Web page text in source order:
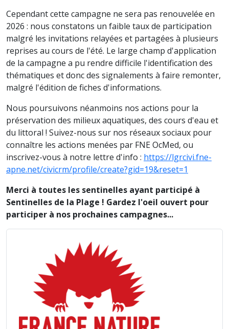
Cependant cette campagne ne sera pas renouvelée en
2026 : nous constatons un faible taux de participation
malgré les invitations relayées et partagées à plusieurs
reprises au cours de l'été. Le large champ d'application
de la campagne a pu rendre difficile l'identification des
thématiques et donc des signalements à faire remonter,
malgré l'édition de fiches d'informations.
Nous poursuivons néanmoins nos actions pour la
préservation des milieux aquatiques, des cours d'eau et
du littoral ! Suivez-nous sur nos réseaux sociaux pour
connaître les actions menées par FNE OcMed, ou
inscrivez-vous à notre lettre d'info : https://lgrcivi.fne-
apne.net/civicrm/profile/create?gid=19&reset=1
Merci à toutes les sentinelles ayant participé à
Sentinelles de la Plage ! Gardez l'oeil ouvert pour
participer à nos prochaines campagnes...